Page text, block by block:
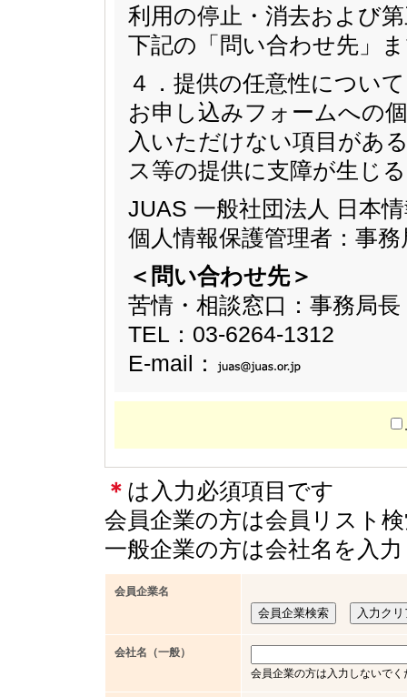
利用の停止・消去および
下記の「問い合わせ先」
４．提供の任意性について
お申し込みフォームへの
入いただけない項目があ
ス等の提供に支障が生じ
JUAS 一般社団法人 日本
個人情報保護管理者：事
＜問い合わせ先＞
苦情・相談窓口：事務
TEL：03-6264-1312
E-mail：
＊ は入力必須項目です
会員企業の方は会員リスト
一般企業の方は会社名を入
会員企業名
会社名（一般）
会員企業の方は入力しないで